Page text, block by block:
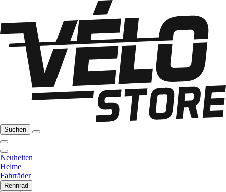
Suchen
Neuheiten
Helme
Fahrräder
Rennrad